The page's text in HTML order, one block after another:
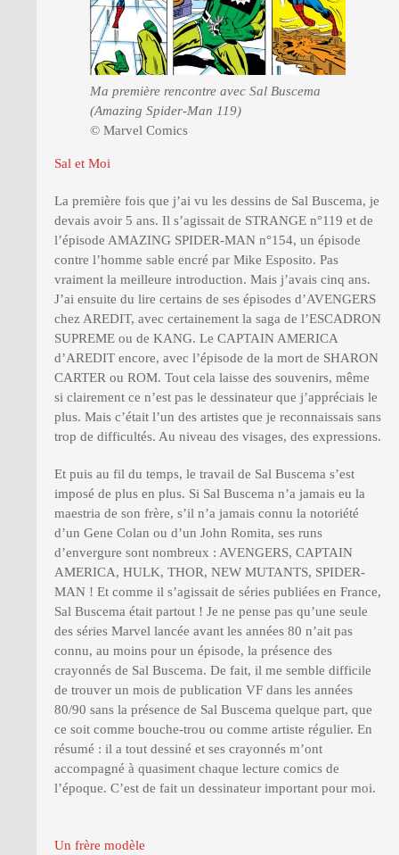
Ma première rencontre avec Sal Buscema
(Amazing Spider-Man 119)
© Marvel Comics
Sal et Moi
La première fois que j’ai vu les dessins de Sal Buscema, je
devais avoir 5 ans. Il s’agissait de STRANGE n°119 et de
l’épisode AMAZING SPIDER-MAN n°154, un épisode
contre l’homme sable encré par Mike Esposito. Pas
vraiment la meilleure introduction. Mais j’avais cinq ans.
J’ai ensuite du lire certains de ses épisodes d’AVENGERS
chez AREDIT, avec certainement la saga de l’ESCADRON
SUPREME ou de KANG. Le CAPTAIN AMERICA
d’AREDIT encore, avec l’épisode de la mort de SHARON
CARTER ou ROM. Tout cela laisse des souvenirs, même
si clairement ce n’est pas le dessinateur que j’appréciais le
plus. Mais c’était l’un des artistes que je reconnaissais sans
trop de difficultés. Au niveau des visages, des expressions.
Et puis au fil du temps, le travail de Sal Buscema s’est
imposé de plus en plus. Si Sal Buscema n’a jamais eu la
maestria de son frère, s’il n’a jamais connu la notoriété
d’un Gene Colan ou d’un John Romita, ses runs
d’envergure sont nombreux : AVENGERS, CAPTAIN
AMERICA, HULK, THOR, NEW MUTANTS, SPIDER-
MAN ! Et comme il s’agissait de séries publiées en France,
Sal Buscema était partout ! Je ne pense pas qu’une seule
des séries Marvel lancée avant les années 80 n’ait pas
connu, au moins pour un épisode, la présence des
crayonnés de Sal Buscema. De fait, il me semble difficile
de trouver un mois de publication VF dans les années
80/90 sans la présence de Sal Buscema quelque part, que
ce soit comme bouche-trou ou comme artiste régulier. En
résumé : il a tout dessiné et ses crayonnés m’ont
accompagné à quasiment chaque lecture comics de
l’époque. C’est de fait un dessinateur important pour moi.
Un frère modèle